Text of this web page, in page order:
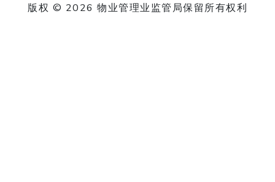
版权 © 2026 物业管理业监管局保留所有权利